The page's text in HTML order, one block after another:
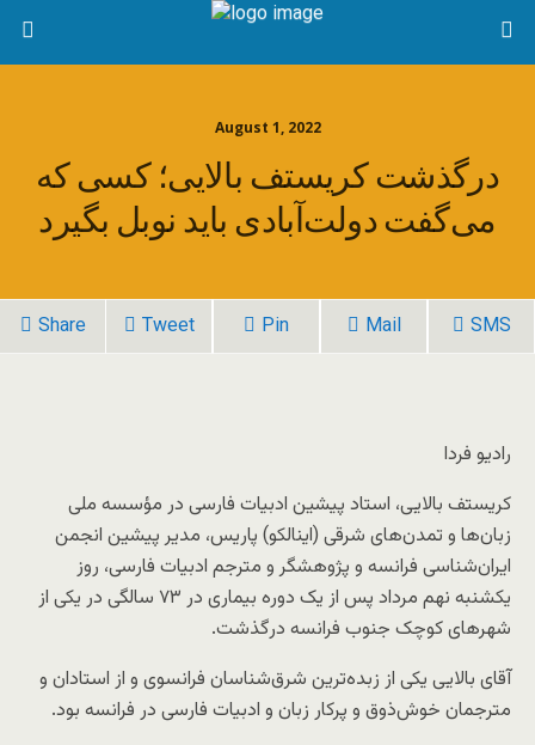
August 1, 2022
درگذشت کریستف بالایی؛ کسی که
می‌گفت دولت‌آبادی باید نوبل بگیرد
Share Tweet Pin Mail SMS
رادیو فردا
کریستف بالایی، استاد پیشین ادبیات فارسی در مؤسسه ملی
زبان‌ها و تمدن‌های شرقی (اینالکو) پاریس، مدیر پیشین انجمن
ایران‌شناسی فرانسه و پژوهشگر و مترجم ادبیات فارسی، روز
یکشنبه نهم مرداد پس از یک دوره بیماری در ۷۳ سالگی در یکی از
شهرهای کوچک جنوب فرانسه درگذشت.
آقای بالایی یکی از زبده‌ترین شرق‌شناسان فرانسوی و از استادان و
مترجمان خوش‌ذوق و پرکار زبان و ادبیات فارسی در فرانسه بود.